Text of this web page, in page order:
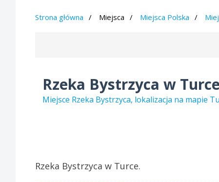
Strona główna Miejsca Miejsca Polska
Rzeka Bystrzyca w Turce
Miejsce Rzeka Bystrzyca, lokalizacja na mapie
Rzeka Bystrzyca w Turce.